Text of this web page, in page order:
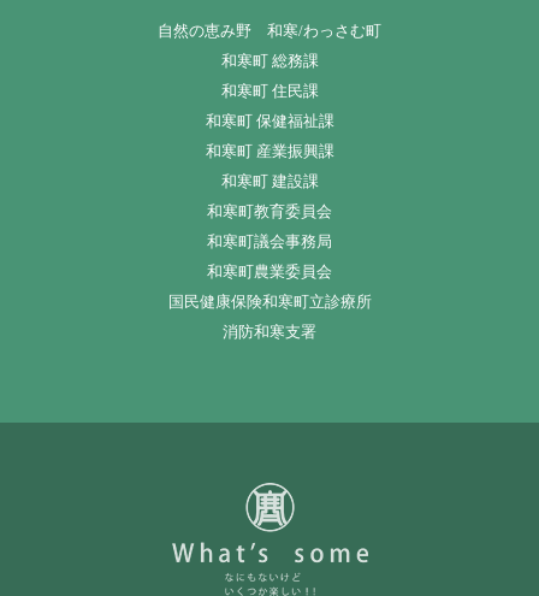
自然の恵み野 和寒/わっさむ町
和寒町 総務課
和寒町 住民課
和寒町 保健福祉課
和寒町 産業振興課
和寒町 建設課
和寒町教育委員会
和寒町議会事務局
和寒町農業委員会
国民健康保険和寒町立診療所
消防和寒支署